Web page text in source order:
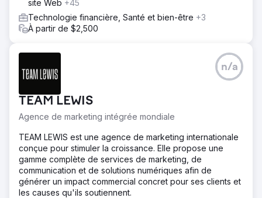
site Web +45
Technologie financière, Santé et bien-être +3
À partir de $2,500
TEAM LEWIS
Agence de marketing intégrée mondiale
n/a
TEAM LEWIS est une agence de marketing internationale
conçue pour stimuler la croissance. Elle propose une
gamme complète de services de marketing, de
communication et de solutions numériques afin de
générer un impact commercial concret pour ses clients et
les causes qu'ils soutiennent.